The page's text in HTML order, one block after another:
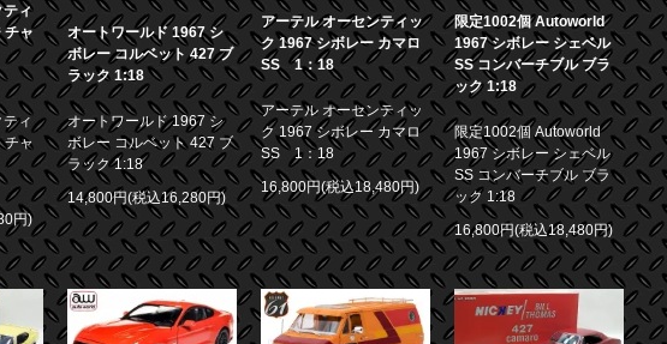
ティ
チャ
ィ
チャ
円)
オートワールド 1967 シ
ボレー コルベット 427 ブ
ラック 1:18
オートワールド 1967 シ
ボレー コルベット 427 ブ
ラック 1:18
14,800円(税込16,280円)
アーテル オーセンティッ
ク 1967 シボレー カマロ
SS 1：18
アーテル オーセンティッ
ク 1967 シボレー カマロ
SS 1：18
16,800円(税込18,480円)
限定1002個 Autoworld
1967 シボレー シェベル
SS コンバーチブル ブラ
ック 1:18
限定1002個 Autoworld
1967 シボレー シェベル
SS コンバーチブル ブラ
ック 1:18
16,800円(税込18,480円)